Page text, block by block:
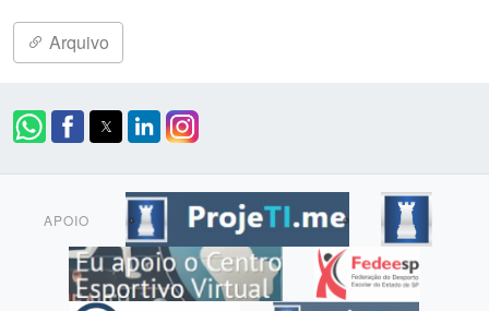
Arquivo
APOIO